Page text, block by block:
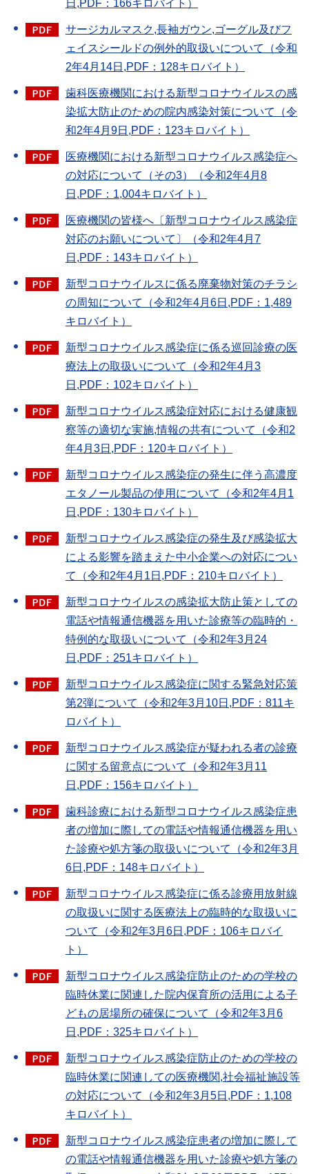
日,PDF：166キロバイト）
サージカルマスク,長袖ガウン,ゴーグル及びフ
ェイスシールドの例外的取扱いについて（令和
2年4月14日,PDF：128キロバイト）
歯科医療機関における新型コロナウイルスの感
染拡大防止のための院内感染対策について（令
和2年4月9日,PDF：123キロバイト）
医療機関における新型コロナウイルス感染症へ
の対応について（その3）（令和2年4月8
日,PDF：1,004キロバイト）
医療機関の皆様へ〔新型コロナウイルス感染症
対応のお願いについて〕（令和2年4月7
日,PDF：143キロバイト）
新型コロナウイルスに係る廃棄物対策のチラシ
の周知について（令和2年4月6日,PDF：1,489
キロバイト）
新型コロナウイルス感染症に係る巡回診療の医
療法上の取扱いについて（令和2年4月3
日,PDF：102キロバイト）
新型コロナウイルス感染症対応における健康観
察等の適切な実施,情報の共有について（令和2
年4月3日,PDF：120キロバイト）
新型コロナウイルス感染症の発生に伴う高濃度
エタノール製品の使用について（令和2年4月1
日,PDF：130キロバイト）
新型コロナウイルス感染症の発生及び感染拡大
による影響を踏まえた中小企業への対応につい
て（令和2年4月1日,PDF：210キロバイト）
新型コロナウイルスの感染拡大防止策としての
電話や情報通信機器を用いた診療等の臨時的・
特例的な取扱いについて（令和2年3月24
日,PDF：251キロバイト）
新型コロナウイルス感染症に関する緊急対応策
第2弾について（令和2年3月10日,PDF：811キ
ロバイト）
新型コロナウイルス感染症が疑われる者の診療
に関する留意点について（令和2年3月11
日,PDF：156キロバイト）
歯科診療における新型コロナウイルス感染症患
者の増加に際しての電話や情報通信機器を用い
た診療や処方箋の取扱いについて（令和2年3月
6日,PDF：148キロバイト）
新型コロナウイルス感染症に係る診療用放射線
の取扱いに関する医療法上の臨時的な取扱いに
ついて（令和2年3月6日,PDF：106キロバイ
ト）
新型コロナウイルス感染症防止のための学校の
臨時休業に関連した院内保育所の活用による子
どもの居場所の確保について（令和2年3月6
日,PDF：325キロバイト）
新型コロナウイルス感染症防止のための学校の
臨時休業に関連しての医療機関,社会福祉施設等
の対応について（令和2年3月5日,PDF：1,108
キロバイト）
新型コロナウイルス感染症患者の増加に際して
の電話や情報通信機器を用いた診療や処方箋の